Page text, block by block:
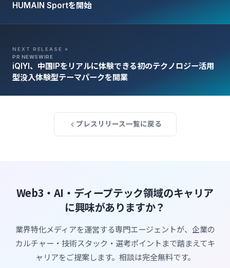
HUMAIN Sportを開始
NEXT RELEASE »
PR NEWSWIRE
iQIYI、中国IPをリアルに体験できる初のテクノロジー活用
型没入体験型テーマパークを開業
プレスリリース一覧に戻る
Web3・AI・ディープテック領域のキャリア
に興味がありますか？
業界特化メディアを運営する専門エージェントが、企業の
カルチャー・技術スタック・選考ポイントまで踏まえてキ
ャリアをご提案します。相談は完全無料です。